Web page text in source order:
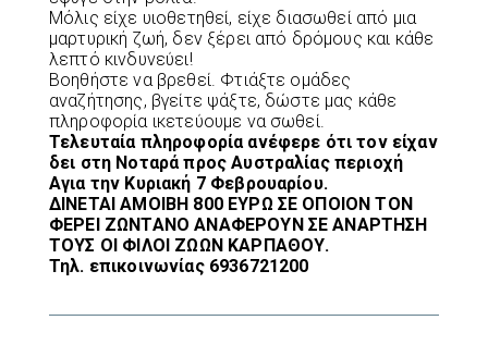
Μόλις είχε υιοθετηθεί, είχε διασωθεί από μια
μαρτυρική ζωή, δεν ξέρει από δρόμους και κάθε
λεπτό κινδυνεύει!
Βοηθήστε να βρεθεί. Φτιάξτε ομάδες
αναζήτησης, βγείτε ψάξτε, δώστε μας κάθε
πληροφορία ικετεύουμε να σωθεί.
Τελευταία πληροφορία ανέφερε ότι τον είχαν
δει στη Νοταρά προς Αυστραλίας περιοχή
Αγια την Κυριακή 7 Φεβρουαρίου.
ΔΙΝΕΤΑΙ ΑΜΟΙΒΗ 800 ΕΥΡΩ ΣΕ ΟΠΟΙΟΝ ΤΟΝ
ΦΕΡΕΙ ΖΩΝΤΑΝΟ ΑΝΑΦΕΡΟΥΝ ΣΕ ΑΝΑΡΤΗΣΗ
ΤΟΥΣ ΟΙ ΦΙΛΟΙ ΖΩΩΝ ΚΑΡΠΑΘΟΥ.
Τηλ. επικοινωνίας 6936721200